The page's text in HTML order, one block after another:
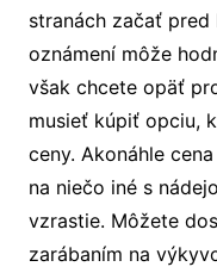
stranách začať pred
oznámení môže
však chcete opäť
musieť kúpiť opciu,
ceny. Akonáhle
na niečo iné s
vzrastie. Môžete
zarábaním na